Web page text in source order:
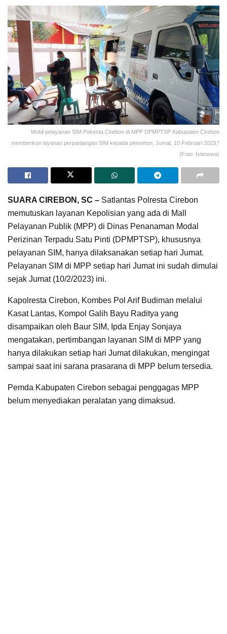
Mobil pelayanan SIM Polresta Cirebon di MPP DPMPTSP Kabupaten Cirebon
memberikan layanan perpanjangan SIM kepada pemohon, Jumat, 10 Februari 2023.*
(Foto: Istimewa)
SUARA CIREBON, SC – Satlantas Polresta Cirebon
memutuskan layanan Kepolisian yang ada di Mall
Pelayanan Publik (MPP) di Dinas Penanaman Modal
Perizinan Terpadu Satu Pinti (DPMPTSP), khususnya
pelayanan SIM, hanya dilaksanakan setiap hari Jumat.
Pelayanan SIM di MPP setiap hari Jumat ini sudah dimulai
sejak Jumat (10/2/2023) ini.
Kapolresta Cirebon, Kombes Pol Arif Budiman melalui
Kasat Lantas, Kompol Galih Bayu Raditya yang
disampaikan oleh Baur SIM, Ipda Enjay Sonjaya
mengatakan, pertimbangan layanan SIM di MPP yang
hanya dilakukan setiap hari Jumat dilakukan, mengingat
sampai saat ini sarana prasarana di MPP belum tersedia.
Pemda Kabupaten Cirebon sebagai penggagas MPP
belum menyediakan peralatan yang dimaksud.